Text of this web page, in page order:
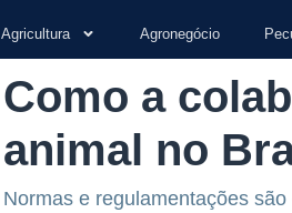
Agricultura Agronegócio
Como a
animal no
Normas e regulamentações